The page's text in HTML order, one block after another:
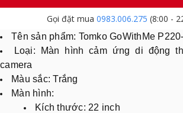
Gọi đặt mua 0983.006.275 (8:00 -
Tên sản phẩm: Tomko GoWithMe
Loại: Màn hình cảm ứng di động
camera
Màu sắc: Trắng
Màn hình:
Kích thước: 22 inch